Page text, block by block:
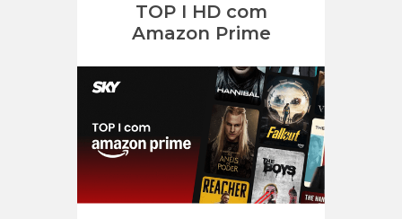
TOP I HD com
Amazon Prime